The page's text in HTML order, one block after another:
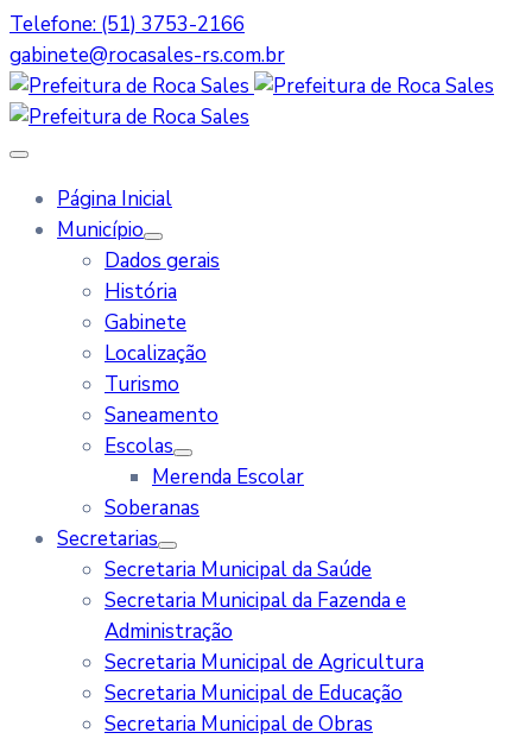
Telefone: (51) 3753-2166
gabinete@rocasales-rs.com.br
Página Inicial
Município
Dados gerais
História
Gabinete
Localização
Turismo
Saneamento
Escolas
Merenda Escolar
Soberanas
Secretarias
Secretaria Municipal da Saúde
Secretaria Municipal da Fazenda e
Administração
Secretaria Municipal de Agricultura
Secretaria Municipal de Educação
Secretaria Municipal de Obras